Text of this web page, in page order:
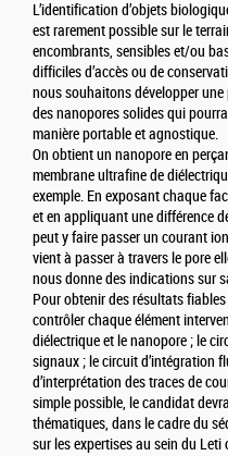
L’identification d’objets
est rarement possible sur le
encombrants, sensibles et/ou
difficiles d’accès ou de
nous souhaitons développer
des nanopores solides qui
manière portable et agnostique.
On obtient un nanopore en
membrane ultrafine de
exemple. En exposant chaque
et en appliquant une différence
peut y faire passer un courant
vient à passer à travers le pore
nous donne des indications sur
Pour obtenir des résultats
contrôler chaque élément
diélectrique et le nanopore ; le
signaux ; le circuit d’intégration
d’interprétation des traces de
simple possible, le candidat
thématiques, dans le cadre du
sur les expertises au sein du